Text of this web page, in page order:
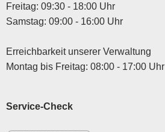
Freitag: 09:30 - 18:00 Uhr
Samstag: 09:00 - 16:00 Uhr
Erreichbarkeit unserer Verwaltung
Montag bis Freitag: 08:00 - 17:00 Uhr
Service-Check